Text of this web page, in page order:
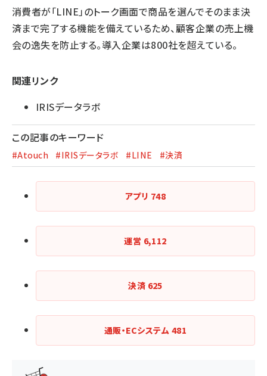
消費者が「LINE」のトーク画面で商品を選んでそのまま決
済まで完了する機能を備えているため、顧客企業の売上機
会の逸失を防止する。導入企業は800社を超えている。
関連リンク
IRISデータラボ
この記事のキーワード
#Atouch #IRISデータラボ #LINE #決済
アプリ 748
運営 6,112
決済 625
通販・ECシステム 481